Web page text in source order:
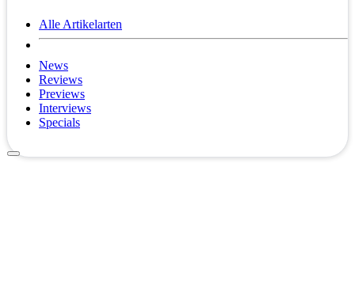
Alle Artikelarten
News
Reviews
Previews
Interviews
Specials